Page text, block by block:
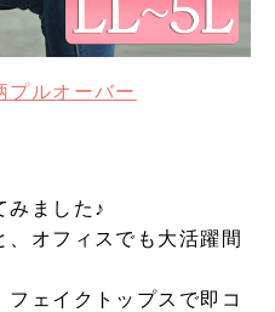
プルオーバー
みました♪
オフィスでも大活躍間
フェイクトップスで即コ